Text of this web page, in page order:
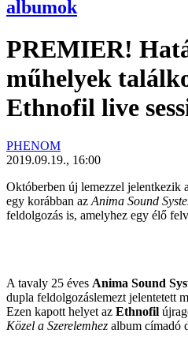
albumok
PREMIER!
műhelyek
Ethnofil live
PHENOM
2019.09.19., 16:00
Októberben új lemezzel jelentkezik
egy korábban azAnima Sound
feldolgozás is, amelyhez egy élő
A tavaly 25 éves Anima Sound
dupla feldolgozáslemezt jelentetett
Ezen kapott helyet az Ethnofil
Közel a Szerelemhez album címadó